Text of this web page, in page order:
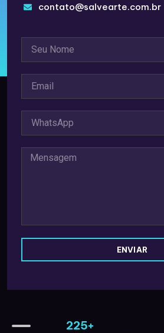
contato@salvearte.com.br
ENVIAR
225+